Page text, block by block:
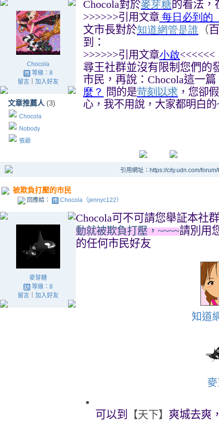
Chocola
等級：8
留言｜ 加入好友
文章推薦人 (3)
Chocola
Nobody
張爺
Chocola對於麥芽糖的看法，
>>>>>>引用文章 每日必到的
文市長對於知道網管是誰 （
到：
>>>>>>引用文章小啟<<<<<<
尋王社群並沒有限制您們的
市民，再說： Chocola這一篇
麼？ 問的是苛刻以求 ，您卻
心，我不用說，大家都明白的
引用網址：https://city.udn.com/
被欺負打壓的市民
回應給： Chocola（jennyc122）
麥芽糖
等級：8
留言｜ 加入好友
Chocola可不可請您舉証本社
動就被欺負打壓，~~~~請別用
的任何市民好友
知道
可以到 【天下】 爽城去爽